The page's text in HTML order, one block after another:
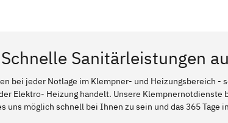
Sanitärleistungen
bei jeder Notlage im Klempner- und Heizungsbereich -
Elektro- Heizung handelt. Unsere Klempnernotdienste
uns möglich schnell bei Ihnen zu sein und das 365 Tage